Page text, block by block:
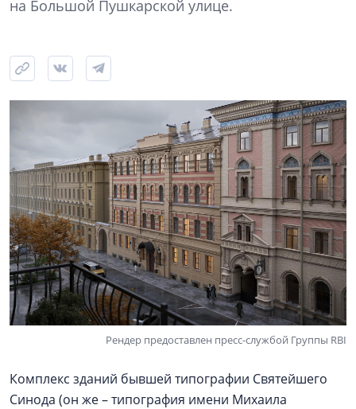
на Большой Пушкарской улице.
Рендер предоставлен пресс-службой Группы RBI
Комплекс зданий бывшей типографии Святейшего
Синода (он же – типография имени Михаила